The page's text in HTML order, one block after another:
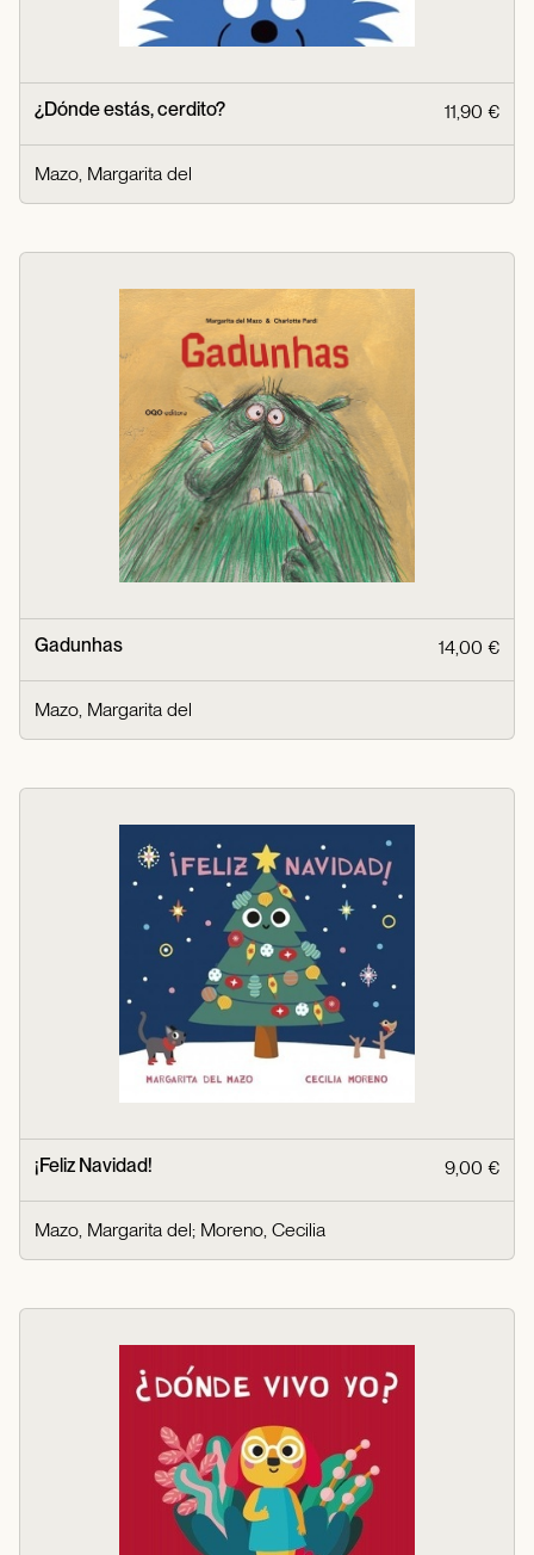
¿Dónde estás, cerdito? 11,90 €
Mazo, Margarita del
Gadunhas 14,00 €
Mazo, Margarita del
¡Feliz Navidad! 9,00 €
Mazo, Margarita del; Moreno, Cecilia